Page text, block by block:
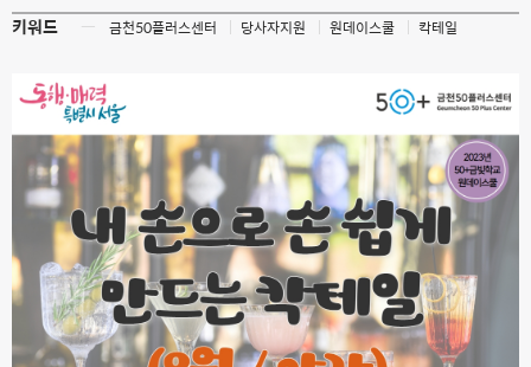
키워드 ㅡ 금천50플러스센터 당사자지원 원데이스쿨 칵테일